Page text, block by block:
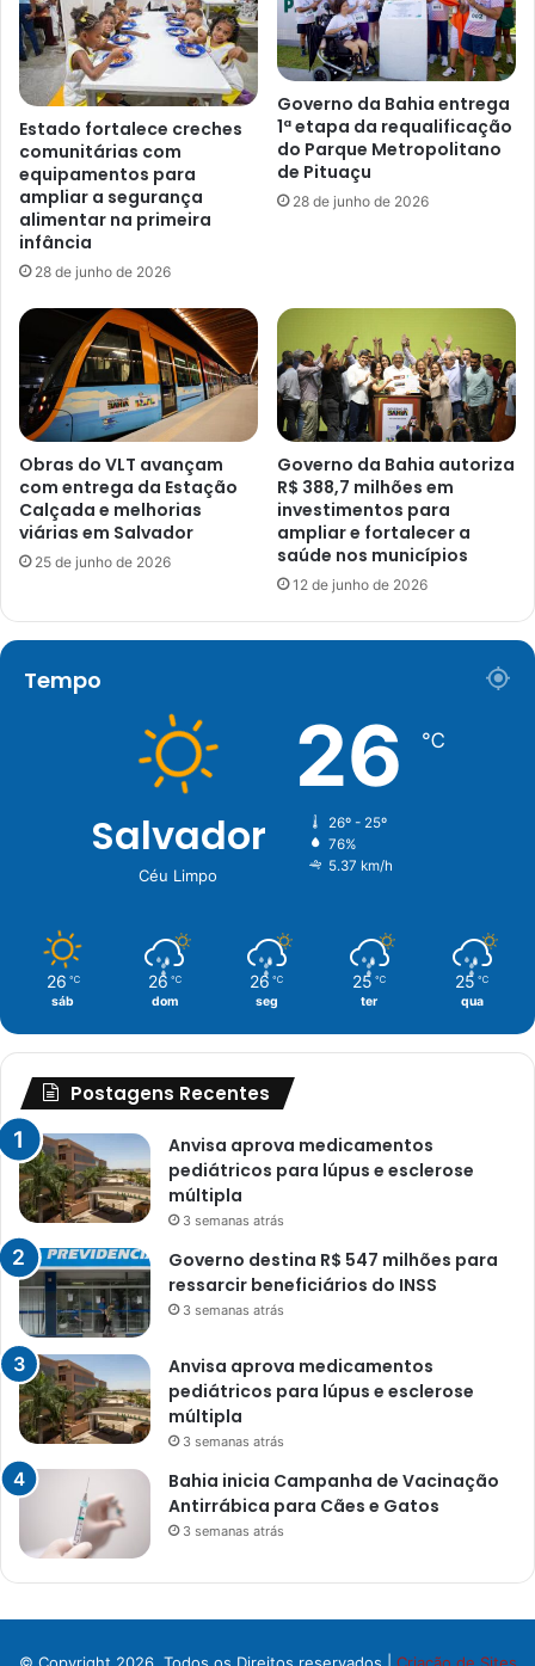
Estado fortalece creches
comunitárias com
equipamentos para
ampliar a segurança
alimentar na primeira
infância
28 de junho de 2026
Governo da Bahia entrega
1ª etapa da requalificação
do Parque Metropolitano
de Pituaçu
28 de junho de 2026
Obras do VLT avançam
com entrega da Estação
Calçada e melhorias
viárias em Salvador
25 de junho de 2026
Governo da Bahia autoriza
R$ 388,7 milhões em
investimentos para
ampliar e fortalecer a
saúde nos municípios
12 de junho de 2026
Tempo
Salvador
Céu Limpo
26 ℃
26º - 25º
76%
5.37 km/h
26 ℃
sáb
26 ℃
dom
26 ℃
seg
25 ℃
ter
25 ℃
qua
Postagens Recentes
Anvisa aprova medicamentos
pediátricos para lúpus e esclerose
múltipla
3 semanas atrás
Governo destina R$ 547 milhões para
ressarcir beneficiários do INSS
3 semanas atrás
Anvisa aprova medicamentos
pediátricos para lúpus e esclerose
múltipla
3 semanas atrás
Bahia inicia Campanha de Vacinação
Antirrábica para Cães e Gatos
3 semanas atrás